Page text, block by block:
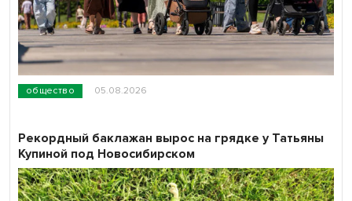
общество 05.08.2026
Рекордный баклажан вырос на грядке у Татьяны
Купиной под Новосибирском